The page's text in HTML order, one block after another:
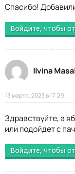
Спасибо!
Войдите, чтобы
Ilvina
13 марта, 2023 в 17:29
Здравствуйте, а
или подойдет с
Войдите, чтобы